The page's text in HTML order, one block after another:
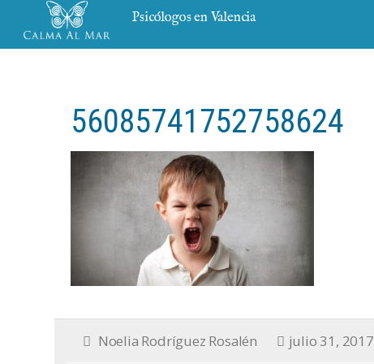
Psicólogos en Valencia
56085741752758624
Noelia Rodríguez Rosalén julio 31, 2017